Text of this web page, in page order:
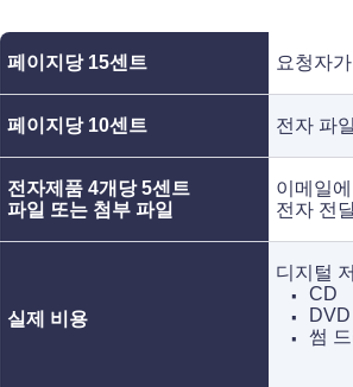
페이지당 15센트 요청자
페이지당 10센트 전자 파
전자제품 4개당 5센트
파일 또는 첨부 파일
이메일
전자 전
실제 비용
디지털
CD
DVD
썸